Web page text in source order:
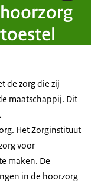
de zorg die zij
maatschappij. Dit
Het Zorginstituut
voor
maken. De
in de hoorzorg